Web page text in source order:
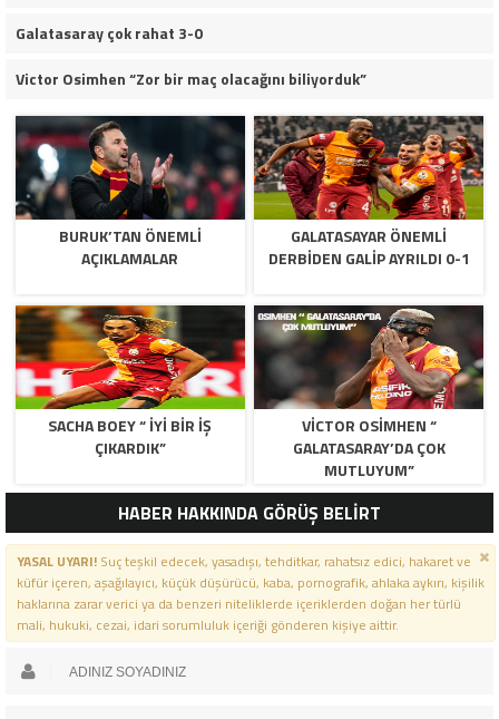
Galatasaray çok rahat 3-0
Victor Osimhen “Zor bir maç olacağını biliyorduk”
BURUK’TAN ÖNEMLI
AÇIKLAMALAR
GALATASAYAR ÖNEMLI
DERBIDEN GALIP AYRILDI 0-1
SACHA BOEY “ İYI BIR IŞ
ÇIKARDIK”
VICTOR OSIMHEN “
GALATASARAY’DA ÇOK
MUTLUYUM”
HABER HAKKINDA GÖRÜŞ BELİRT
YASAL UYARI!Suç teşkil edecek, yasadışı, tehditkar, rahatsız edici, hakaret ve
küfür içeren, aşağılayıcı, küçük düşürücü, kaba, pornografik, ahlaka aykırı, kişilik
haklarına zarar verici ya da benzeri niteliklerde içeriklerden doğan her türlü
mali, hukuki, cezai, idari sorumluluk içeriği gönderen kişiye aittir.